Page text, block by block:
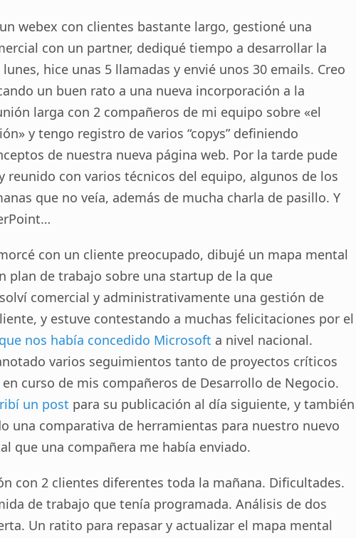
webex con clientes bastante largo, gestioné una
con un partner, dediqué tiempo a desarrollar la
hice unas 5 llamadas y envié unos 30 emails. Creo
un buen rato a una nueva incorporación a la
larga con 2 compañeros de mi equipo sobre «el
y tengo registro de varios “copys” definiendo
de nuestra nueva página web. Por la tarde pude
reunido con varios técnicos del equipo, algunos de los
que no veía, además de mucha charla de pasillo. Y
con un cliente preocupado, dibujé un mapa mental
plan de trabajo sobre una startup de la que
comercial y administrativamente una gestión de
y estuve contestando a muchas felicitaciones por el
nos había concedido Microsoft a nivel nacional.
varios seguimientos tanto de proyectos críticos
curso de mis compañeros de Desarrollo de Negocio.
un post para su publicación al día siguiente, y también
una comparativa de herramientas para nuestro nuevo
que una compañera me había enviado.
con 2 clientes diferentes toda la mañana. Dificultades.
de trabajo que tenía programada. Análisis de dos
Un ratito para repasar y actualizar el mapa mental